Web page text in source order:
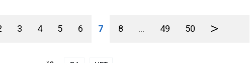
3 4 5 6 7 8 ... 49 50 >